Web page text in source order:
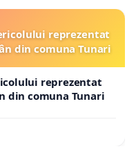
reprezentat
din comuna Tunari
reprezentat
din comuna Tunari